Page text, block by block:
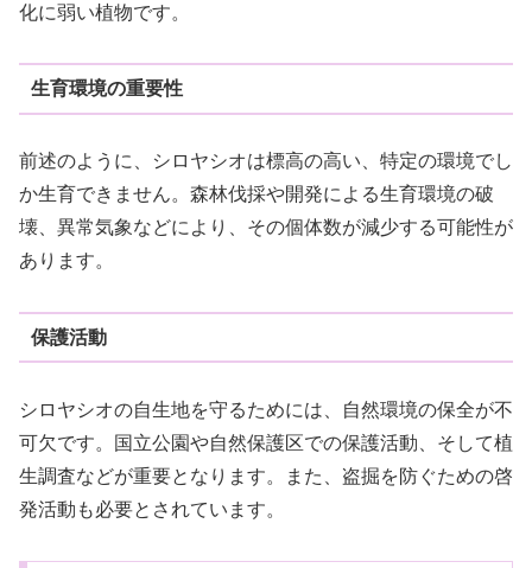
化に弱い植物です。
生育環境の重要性
前述のように、シロヤシオは標高の高い、特定の環境でし
か生育できません。森林伐採や開発による生育環境の破
壊、異常気象などにより、その個体数が減少する可能性が
あります。
保護活動
シロヤシオの自生地を守るためには、自然環境の保全が不
可欠です。国立公園や自然保護区での保護活動、そして植
生調査などが重要となります。また、盗掘を防ぐための啓
発活動も必要とされています。